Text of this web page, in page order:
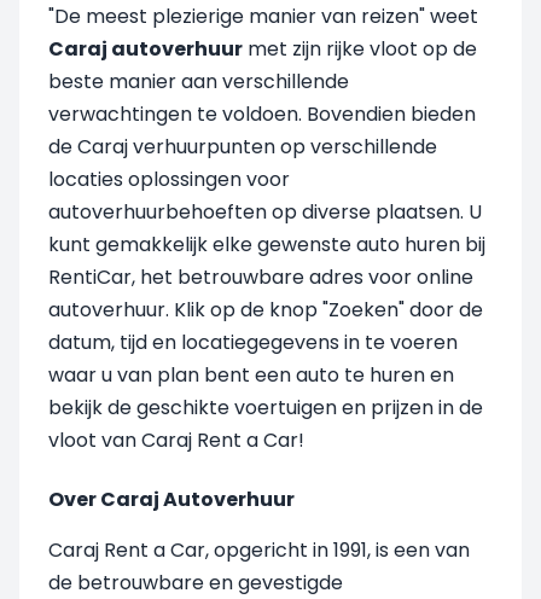
"De meest plezierige manier van reizen" weet
Caraj autoverhuur met zijn rijke vloot op de
beste manier aan verschillende
verwachtingen te voldoen. Bovendien bieden
de Caraj verhuurpunten op verschillende
locaties oplossingen voor
autoverhuurbehoeften op diverse plaatsen. U
kunt gemakkelijk elke gewenste auto huren bij
RentiCar, het betrouwbare adres voor online
autoverhuur. Klik op de knop "Zoeken" door de
datum, tijd en locatiegegevens in te voeren
waar u van plan bent een auto te huren en
bekijk de geschikte voertuigen en prijzen in de
vloot van Caraj Rent a Car!
Over Caraj Autoverhuur
Caraj Rent a Car, opgericht in 1991, is een van
de betrouwbare en gevestigde